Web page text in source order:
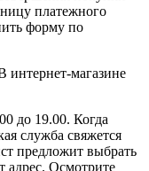
платежного
форму по
интернет-магазине
до 19.00. Когда
служба свяжется
предложит выбрать
адрес. Осмотрите